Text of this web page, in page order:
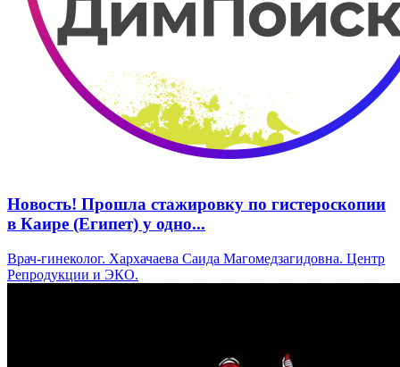
Новость! Прошла стажировку по гистероскопии
в Каире (Египет) у одно...
Врач-гинеколог. Хархачаева Саида Магомедзагидовна. Центр
Репродукции и ЭКО.